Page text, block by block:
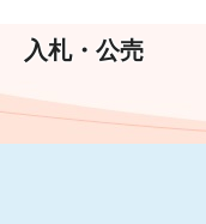
文
入札・公売